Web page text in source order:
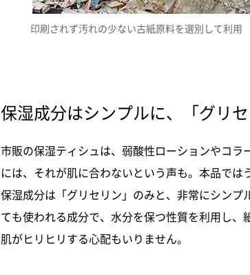
印刷されず汚れの少ない古紙原料を選別して利用
保湿成分はシンプルに、「グリセ
市販の保湿ティシュは、弱酸性ローションやコ
には、それが肌に合わないという声も。本品では
保湿成分は「グリセリン」のみと、非常にシン
ても使われる成分で、水分を保つ性質を利用し、
肌がヒリヒリする心配もいりません。